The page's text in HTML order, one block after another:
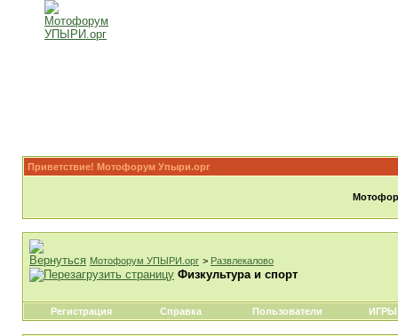
Приветствие! Мотофорум Упыри.орг
Мотофорум УПЫРИ.орг > Развлекалово
Физкультура и спорт
Регистрация Справка Пользователи ИГРЫ